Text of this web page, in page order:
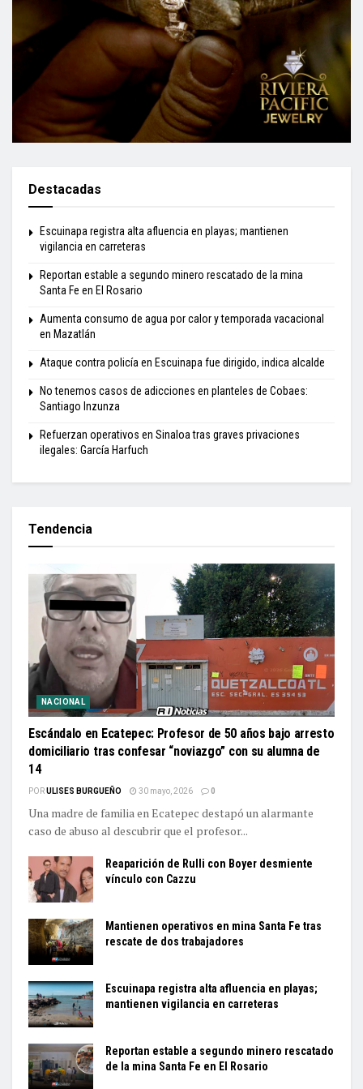
Destacadas
Escuinapa registra alta afluencia en playas; mantienen
vigilancia en carreteras
Reportan estable a segundo minero rescatado de la mina
Santa Fe en El Rosario
Aumenta consumo de agua por calor y temporada vacacional
en Mazatlán
Ataque contra policía en Escuinapa fue dirigido, indica alcalde
No tenemos casos de adicciones en planteles de Cobaes:
Santiago Inzunza
Refuerzan operativos en Sinaloa tras graves privaciones
ilegales: García Harfuch
Tendencia
NACIONAL
Escándalo en Ecatepec: Profesor de 50 años bajo arresto
domiciliario tras confesar “noviazgo” con su alumna de
14
PORULISES BURGUEÑO 30 mayo, 2026 0
Una madre de familia en Ecatepec destapó un alarmante
caso de abuso al descubrir que el profesor...
Reaparición de Rulli con Boyer desmiente
vínculo con Cazzu
Mantienen operativos en mina Santa Fe tras
rescate de dos trabajadores
Escuinapa registra alta afluencia en playas;
mantienen vigilancia en carreteras
Reportan estable a segundo minero rescatado
de la mina Santa Fe en El Rosario